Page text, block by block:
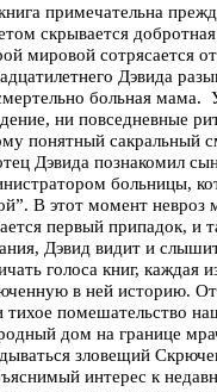
примечательна
скрывается
мировой сотрясается
Дэвида
больная
ни повседневные
понятный сакральный
Дэвида познакомил
больницы,
В этот момент невроз
первый припадок, и
Дэвид видит и
голоса книг, каждая
в ней историю.
тихое помешательство
дом на границе
зловещий
интерес к